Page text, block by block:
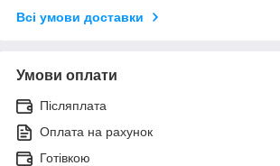
Всі умови доставки
Умови оплати
Післяплата
Оплата на рахунок
Готівкою